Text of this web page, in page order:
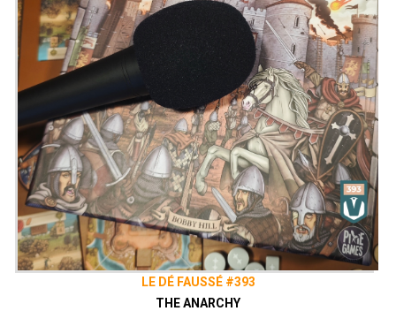
LE DÉ FAUSSÉ #393
THE ANARCHY